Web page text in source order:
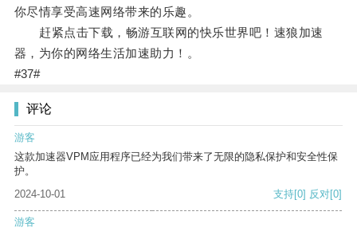
你尽情享受高速网络带来的乐趣。
赶紧点击下载，畅游互联网的快乐世界吧！速狼加速
器，为你的网络生活加速助力！。
#37#
评论
游客
这款加速器VPM应用程序已经为我们带来了无限的隐私保护和安全性保
护。
2024-10-01
支持[0] 反对[0]
游客